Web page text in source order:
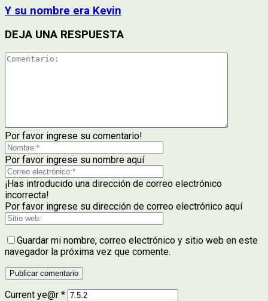
Y su nombre era Kevin
DEJA UNA RESPUESTA
Por favor ingrese su comentario!
Por favor ingrese su nombre aquí
¡Has introducido una dirección de correo electrónico
incorrecta!
Por favor ingrese su dirección de correo electrónico aquí
Guardar mi nombre, correo electrónico y sitio web en este
navegador la próxima vez que comente.
Current ye@r *